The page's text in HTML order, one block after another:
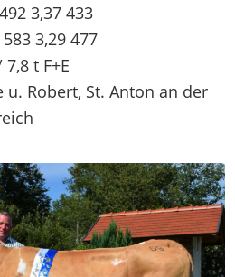
3,37 433
3,29 477
t F+E
u. Robert, St. Anton an der